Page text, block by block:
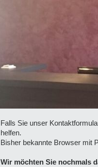
Falls Sie unser
helfen.
Bisher bekannte Browser mit
Wir möchten Sie nochmals